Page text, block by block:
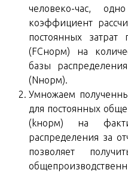
человеко-час,
коэффициент
постоянных
(FCнорм) на
базы
(Nнорм).
Умножаем
для постоянных
(kнорм) на
распределения за
позволяет